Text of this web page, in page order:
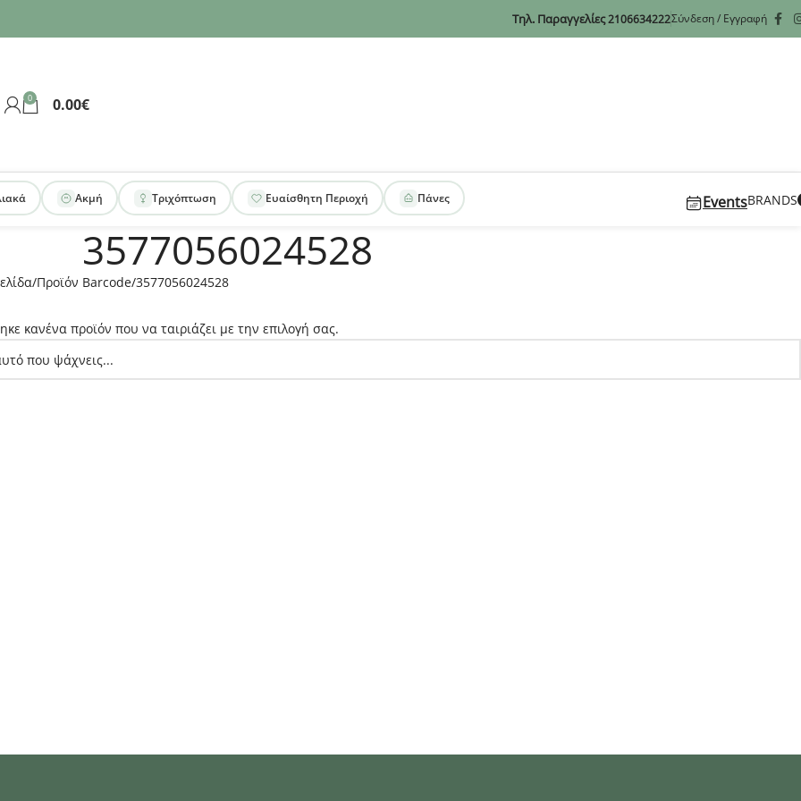
Τηλ. Παραγγελίες2106634222Σύνδεση / Εγγραφή
0 0.00€
Ακμή Τριχόπτωση Ευαίσθητη Περιοχή Πάνες EventsBRANDS
3577056024528
Προϊόν Barcode 3577056024528
κανένα προϊόν που να ταιριάζει με την επιλογή σας.